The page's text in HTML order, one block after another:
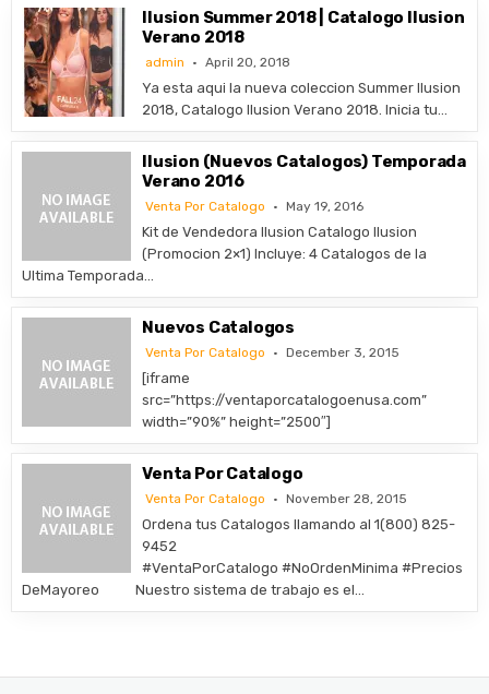
Ilusion Summer 2018 | Catalogo Ilusion
Verano 2018
admin April 20, 2018
Ya esta aqui la nueva coleccion Summer Ilusion
2018, Catalogo Ilusion Verano 2018. Inicia tu…
Ilusion (Nuevos Catalogos) Temporada
Verano 2016
Venta Por Catalogo May 19, 2016
Kit de Vendedora Ilusion Catalogo Ilusion
(Promocion 2×1) Incluye: 4 Catalogos de la
Ultima Temporada…
Nuevos Catalogos
Venta Por Catalogo December 3, 2015
[iframe
src=”https://ventaporcatalogoenusa.com”
width=”90%” height=”2500″]
Venta Por Catalogo
Venta Por Catalogo November 28, 2015
Ordena tus Catalogos llamando al 1(800) 825-
9452
#VentaPorCatalogo #NoOrdenMinima #Precios
DeMayoreo Nuestro sistema de trabajo es el…